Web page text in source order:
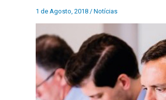
1 de Agosto, 2018 / Notícias